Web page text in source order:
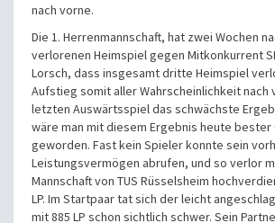
nach vorne.
Die 1. Herrenmannschaft, hat zwei Wochen
verlorenen Heimspiel gegen Mitkonkurrent
Lorsch, dass insgesamt dritte Heimspiel
Aufstieg somit aller Wahrscheinlichkeit nach
letzten Auswärtsspiel das schwächste
wäre man mit diesem Ergebnis heute bester
geworden. Fast kein Spieler konnte sein
Leistungsvermögen abrufen, und so verlor
Mannschaft von TUS Rüsselsheim
LP. Im Startpaar tat sich der leicht
mit 885 LP schon sichtlich schwer. Sein